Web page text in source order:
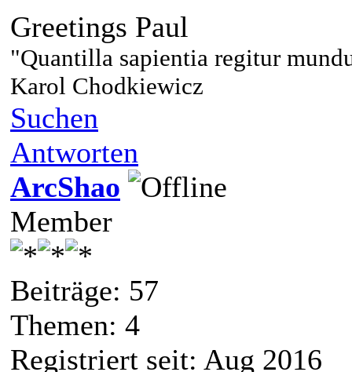
Greetings Paul
"Quantilla sapientia regitur
Karol Chodkiewicz
Suchen
Antworten
ArcShao
Member
Beiträge: 57
Themen: 4
Registriert seit: Aug 2016